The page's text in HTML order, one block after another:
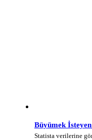
Büyümek
Statista verilerine